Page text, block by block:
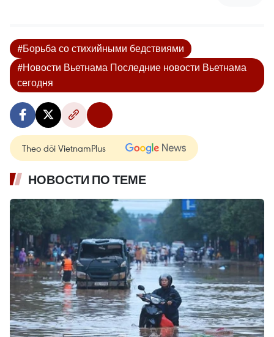
#Борьба со стихийными бедствиями
#Новости Вьетнама Последние новости Вьетнама
сегодня
Theo dõi VietnamPlus
НОВОСТИ ПО ТЕМЕ